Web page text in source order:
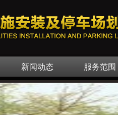
新闻动态 服务范围